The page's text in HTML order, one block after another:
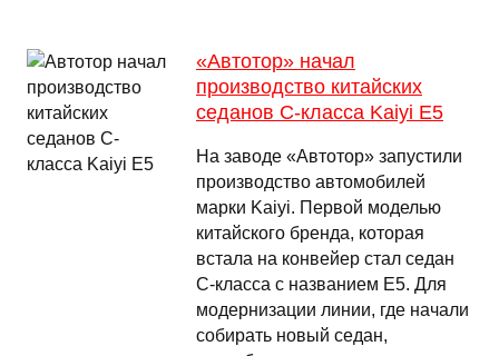
«Автотор» начал
производство китайских
седанов С-класса Kaiyi Е5
На заводе «Автотор» запустили
производство автомобилей
марки Kaiyi. Первой моделью
китайского бренда, которая
встала на конвейер стал седан
С-класса с названием Е5. Для
модернизации линии, где начали
собирать новый седан,